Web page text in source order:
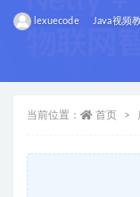
lexuecode Java视频
当前位置： 首页